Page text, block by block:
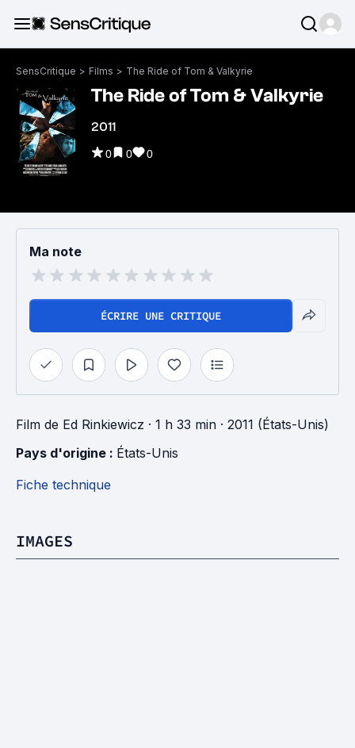
SensCritique > Films > The Ride of Tom & Valkyrie
The Ride of Tom & Valkyrie
2011
0 0 0
Ma note
ÉCRIRE UNE CRITIQUE
Film de Ed Rinkiewicz · 1 h 33 min · 2011 (États-Unis)
Pays d'origine : États-Unis
Fiche technique
IMAGES